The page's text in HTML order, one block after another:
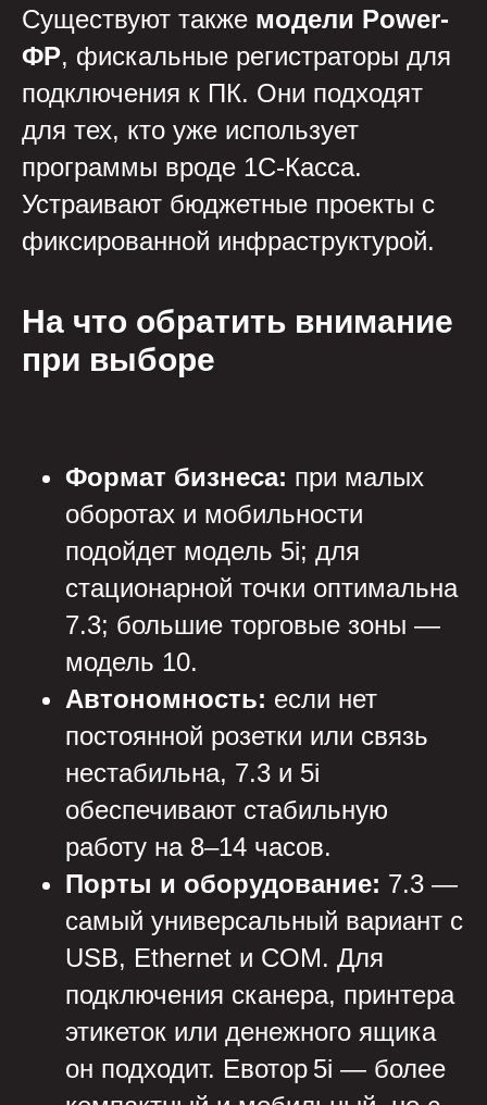
Существуют также модели Power-
ФР, фискальные регистраторы для
подключения к ПК. Они подходят
для тех, кто уже использует
программы вроде 1С-Касса.
Устраивают бюджетные проекты с
фиксированной инфраструктурой.
На что обратить внимание
при выборе
Формат бизнеса: при малых
оборотах и мобильности
подойдет модель 5i; для
стационарной точки оптимальна
7.3; большие торговые зоны —
модель 10.
Автономность: если нет
постоянной розетки или связь
нестабильна, 7.3 и 5i
обеспечивают стабильную
работу на 8–14 часов.
Порты и оборудование: 7.3 —
самый универсальный вариант с
USB, Ethernet и COM. Для
подключения сканера, принтера
этикеток или денежного ящика
он подходит. Eвотор 5i — более